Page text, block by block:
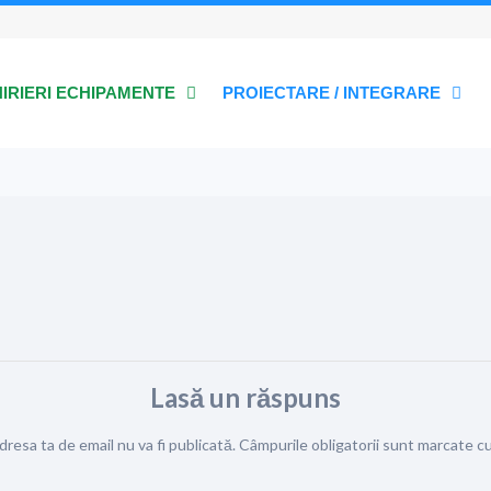
ECHIPAMENTE PROIECTARE / INTEGRARE
Lasă un răspuns
ta de email nu va fi publicată. Câmpurile obligatorii sunt marcate